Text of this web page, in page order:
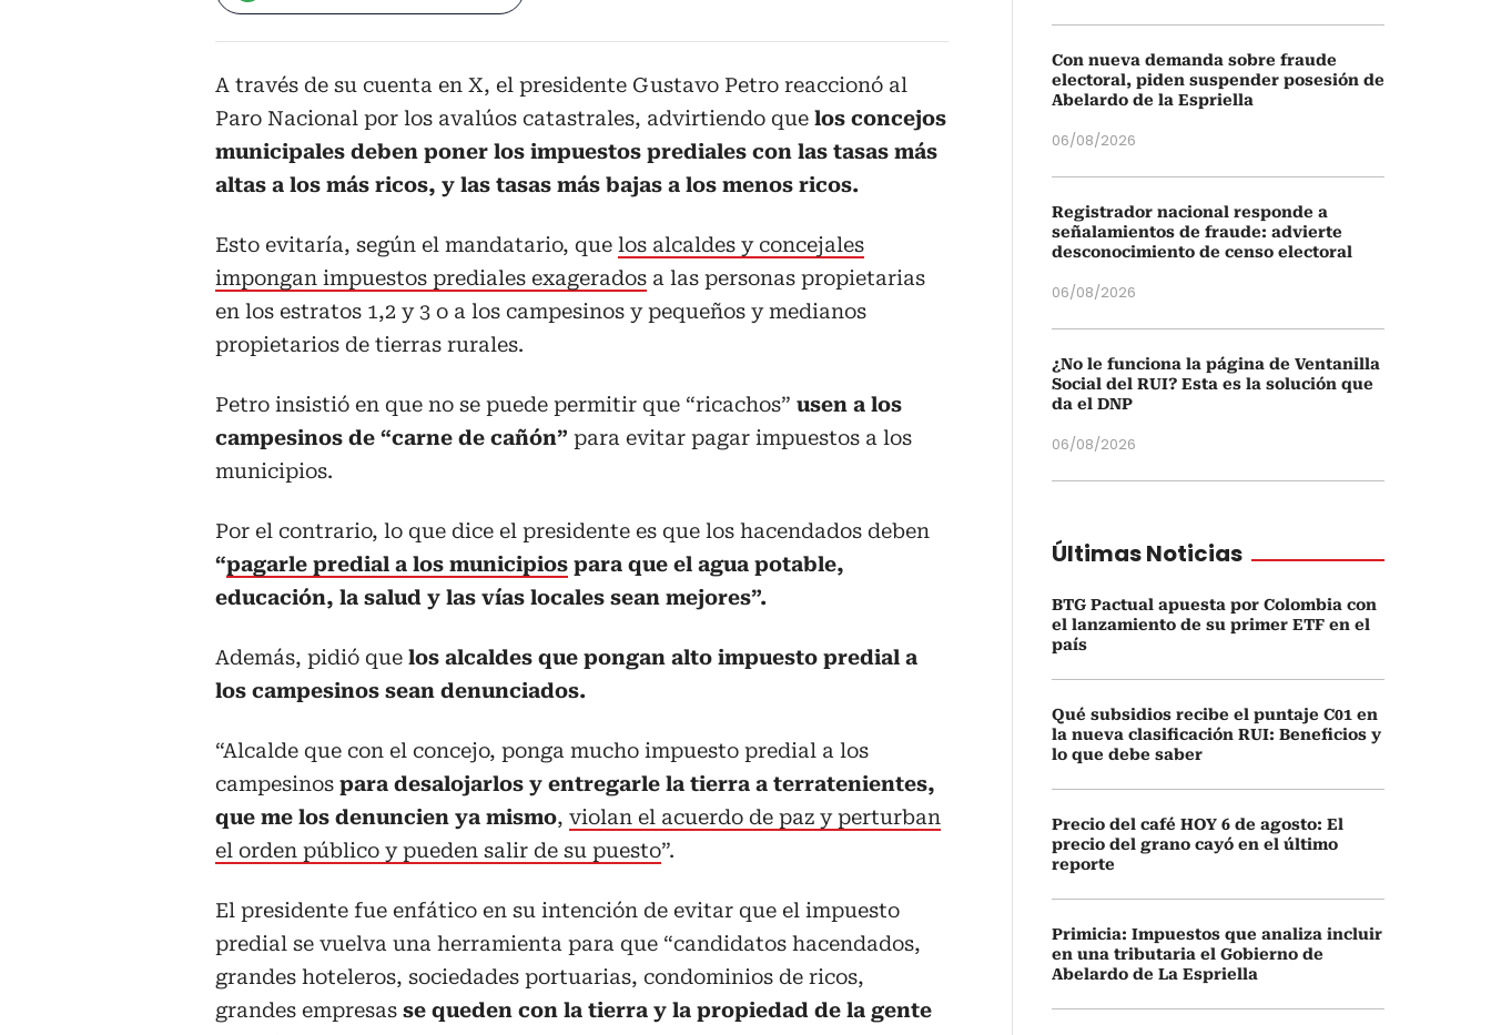
A través de su cuenta en X, el presidente Gustavo Petro reaccionó al
Paro Nacional por los avalúos catastrales, advirtiendo que los concejos
municipales deben poner los impuestos prediales con las tasas más
altas a los más ricos, y las tasas más bajas a los menos ricos.
Esto evitaría, según el mandatario, que los alcaldes y concejales
impongan impuestos prediales exagerados a las personas propietarias
en los estratos 1,2 y 3 o a los campesinos y pequeños y medianos
propietarios de tierras rurales.
Petro insistió en que no se puede permitir que “ricachos” usen a los
campesinos de “carne de cañón” para evitar pagar impuestos a los
municipios.
Por el contrario, lo que dice el presidente es que los hacendados deben
“pagarle predial a los municipios para que el agua potable,
educación, la salud y las vías locales sean mejores”.
Además, pidió que los alcaldes que pongan alto impuesto predial a
los campesinos sean denunciados.
“Alcalde que con el concejo, ponga mucho impuesto predial a los
campesinos para desalojarlos y entregarle la tierra a terratenientes,
que me los denuncien ya mismo, violan el acuerdo de paz y perturban
el orden público y pueden salir de su puesto”.
El presidente fue enfático en su intención de evitar que el impuesto
predial se vuelva una herramienta para que “candidatos hacendados,
grandes hoteleros, sociedades portuarias, condominios de ricos,
grandes empresas se queden con la tierra y la propiedad de la gente
Con nueva demanda sobre fraude
electoral, piden suspender posesión de
Abelardo de la Espriella
06/08/2026
Registrador nacional responde a
señalamientos de fraude: advierte
desconocimiento de censo electoral
06/08/2026
¿No le funciona la página de Ventanilla
Social del RUI? Esta es la solución que
da el DNP
06/08/2026
Últimas Noticias
BTG Pactual apuesta por Colombia con
el lanzamiento de su primer ETF en el
país
Qué subsidios recibe el puntaje C01 en
la nueva clasificación RUI: Beneficios y
lo que debe saber
Precio del café HOY 6 de agosto: El
precio del grano cayó en el último
reporte
Primicia: Impuestos que analiza incluir
en una tributaria el Gobierno de
Abelardo de La Espriella